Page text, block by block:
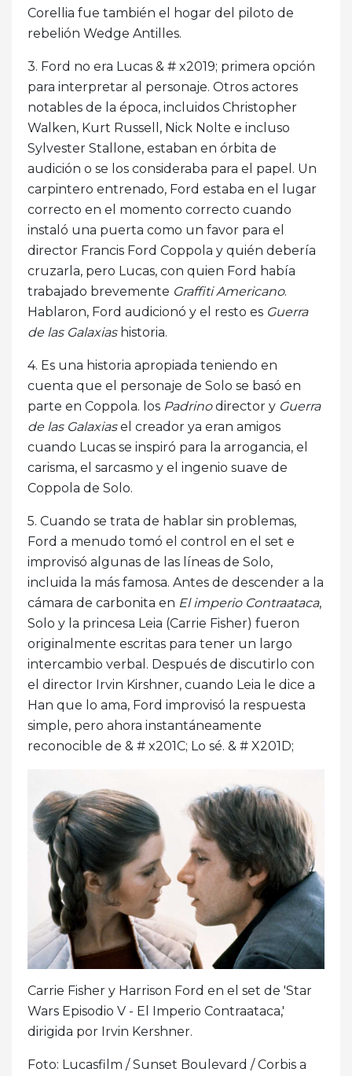
Corellia fue también el hogar del piloto de
rebelión Wedge Antilles.
3. Ford no era Lucas & # x2019; primera opción
para interpretar al personaje. Otros actores
notables de la época, incluidos Christopher
Walken, Kurt Russell, Nick Nolte e incluso
Sylvester Stallone, estaban en órbita de
audición o se los consideraba para el papel. Un
carpintero entrenado, Ford estaba en el lugar
correcto en el momento correcto cuando
instaló una puerta como un favor para el
director Francis Ford Coppola y quién debería
cruzarla, pero Lucas, con quien Ford había
trabajado brevemente Graffiti Americano.
Hablaron, Ford audicionó y el resto es Guerra
de las Galaxiashistoria.
4. Es una historia apropiada teniendo en
cuenta que el personaje de Solo se basó en
parte en Coppola. los Padrinodirector y Guerra
de las Galaxiasel creador ya eran amigos
cuando Lucas se inspiró para la arrogancia, el
carisma, el sarcasmo y el ingenio suave de
Coppola de Solo.
5. Cuando se trata de hablar sin problemas,
Ford a menudo tomó el control en el set e
improvisó algunas de las líneas de Solo,
incluida la más famosa. Antes de descender a la
cámara de carbonita en El imperio Contraataca,
Solo y la princesa Leia (Carrie Fisher) fueron
originalmente escritas para tener un largo
intercambio verbal. Después de discutirlo con
el director Irvin Kirshner, cuando Leia le dice a
Han que lo ama, Ford improvisó la respuesta
simple, pero ahora instantáneamente
reconocible de & # x201C; Lo sé. & # X201D;
Carrie Fisher y Harrison Ford en el set de 'Star
Wars Episodio V - El Imperio Contraataca,'
dirigida por Irvin Kershner.
Foto: Lucasfilm / Sunset Boulevard / Corbis a